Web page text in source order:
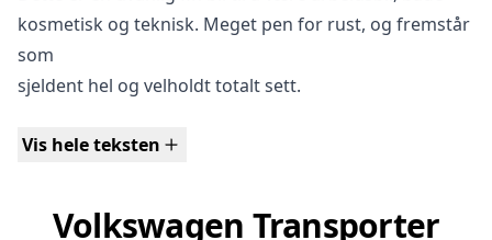
kosmetisk og teknisk. Meget pen for rust, og fremstår
som
sjeldent hel og velholdt totalt sett.
Registerreim og vannpumpe byttet på 121.853km
Vis hele teksten
Volkswagen Transporter